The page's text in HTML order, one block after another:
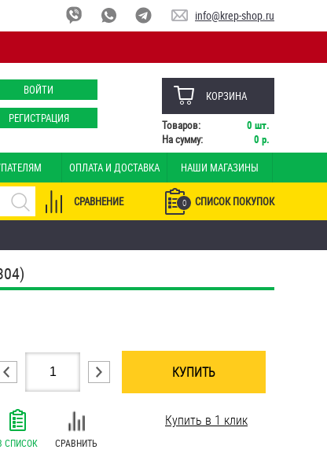
info@krep-shop.ru
ВОЙТИ
РЕГИСТРАЦИЯ
КОРЗИНА
Товаров: 0 шт.
На сумму:
0 р.
ОПЛАТА И ДОСТАВКА НАШИ МАГАЗИНЫ
0 СПИСОК ПОКУПОК
СРАВНЕНИЕ
КУПИТЬ
СПИСОК СРАВНИТЬ
Купить в 1 клик